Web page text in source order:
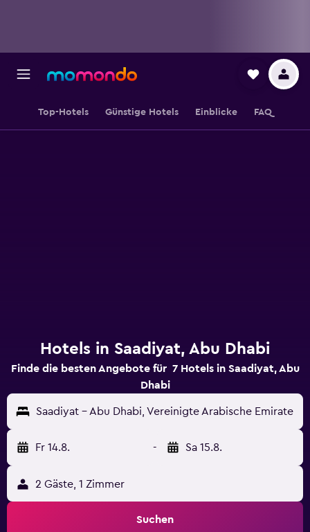
Top-Hotels Günstige Hotels Einblicke FAQ
Hotels in Saadiyat, Abu Dhabi
Finde die besten Angebote für 7 Hotels in Saadiyat, Abu
Dhabi
Saadiyat - Abu Dhabi, Vereinigte Arabische Emirate
Fr 14.8. - Sa 15.8.
2 Gäste, 1 Zimmer
Suchen